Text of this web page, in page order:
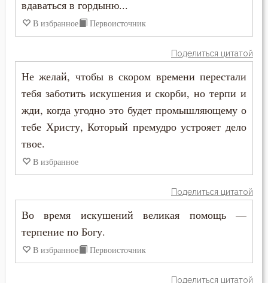
Ближний
Блуд
Бог
Богатство
Богопознание
Богородица
Богоугождение
Борьба
Варсонофий Оптинский (Плиханков)
Григорий Богослов
Григорий Палама
Григорий Синаит
Ефрем Сирин
Зосима Палестинский
вдаваться в гордыню...
В избранное Первоисточник
Поделиться цитатой
Не желай, чтобы в скором времени перестали
тебя заботить искушения и скорби, но терпи и
жди, когда угодно это будет промышляющему о
тебе Христу, Который премудро устрояет дело
твое.
В избранное
Поделиться цитатой
Во время искушений великая помощь —
терпение по Богу.
В избранное Первоисточник
Поделиться цитатой